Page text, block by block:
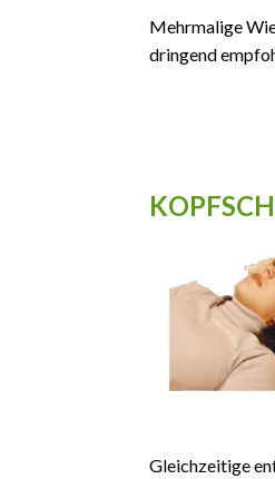
Mehrmalige
dringend
Gleichzeitige